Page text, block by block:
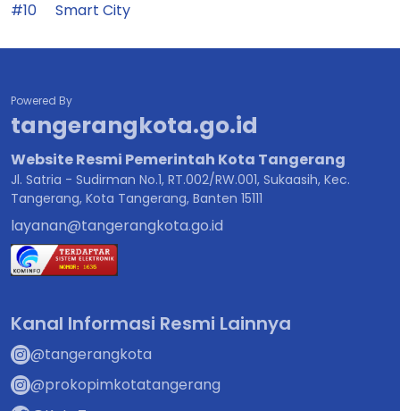
tangerangkota.go.id
Jl. Satria - Sudirman No.1, RT.002/RW.001, Sukaasih, Kec.
Tangerang, Kota Tangerang, Banten 15111
layanan@tangerangkota.go.id
Kanal Informasi Resmi Lainnya
@tangerangkota
Kota Tangerang
Tangerang TV